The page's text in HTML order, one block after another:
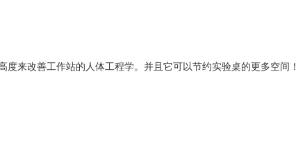
来改善工作站的人体工程学。并且它可以节约实验桌的更多空间！